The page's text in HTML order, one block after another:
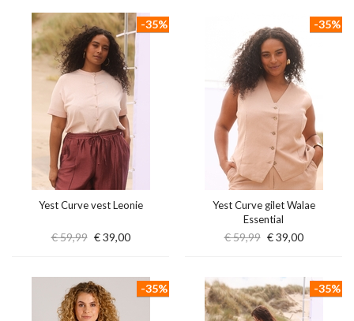
Yest Curve vest Leonie
€ 59,99 € 39,00
-35%
Yest Curve gilet Walae
Essential
€ 59,99 € 39,00
-35%
-35% -35%